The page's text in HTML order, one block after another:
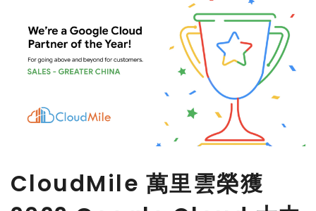
登入
刊登
CloudMile 萬里雲榮獲